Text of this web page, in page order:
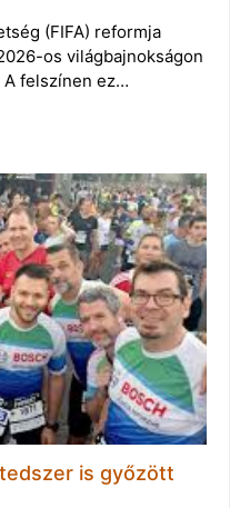
(FIFA) reformja
os világbajnokságon
A felszínen ez…
is győzött